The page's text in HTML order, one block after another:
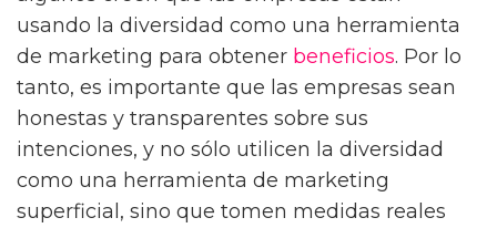
usando la diversidad como una herramienta
de marketing para obtener beneficios. Por lo
tanto, es importante que las empresas sean
honestas y transparentes sobre sus
intenciones, y no sólo utilicen la diversidad
como una herramienta de marketing
superficial, sino que tomen medidas reales